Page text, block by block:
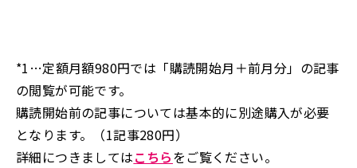
*1…定額月額980円では「購読開始月＋前月分」の記事
の閲覧が可能です。
購読開始前の記事については基本的に別途購入が必要
となります。（1記事280円）
詳細につきましてはこちらをご覧ください。